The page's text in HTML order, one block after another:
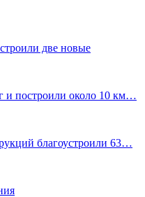
две новые
и построили около 10 км…
благоустроили 63…